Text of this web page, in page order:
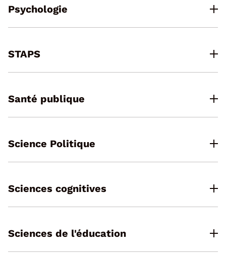
Psychologie
STAPS
Santé publique
Science Politique
Sciences cognitives
Sciences de l'éducation